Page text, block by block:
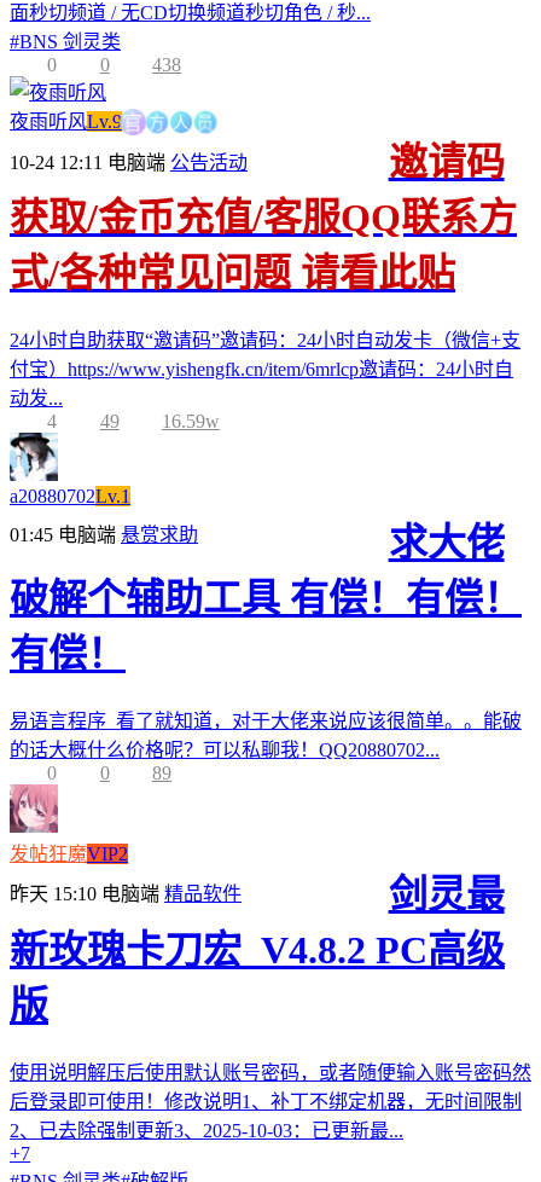
面秒切频道 / 无CD切换频道秒切角色 / 秒...
#BNS 剑灵类
0
0 438
夜雨听风Lv.9官方人员
10-24 12:11 电脑端 公告活动
邀请码
获取/金币充值/客服QQ联系方
式/各种常见问题 请看此贴
24小时自助获取“邀请码”邀请码：24小时自动发卡（微信+支
付宝）https://www.yishengfk.cn/item/6mrlcp邀请码：24小时自
动发...
4
49 16.59w
a20880702Lv.1
01:45 电脑端 悬赏求助
求大佬
破解个辅助工具 有偿！有偿！
有偿！
易语言程序 看了就知道，对于大佬来说应该很简单。。能破
的话大概什么价格呢？可以私聊我！QQ20880702...
0
0 89
发帖狂魔VIP2
昨天 15:10 电脑端 精品软件
剑灵最
新玫瑰卡刀宏_V4.8.2 PC高级
版
使用说明解压后使用默认账号密码，或者随便输入账号密码然
后登录即可使用！修改说明1、补丁不绑定机器，无时间限制
2、已去除强制更新3、2025-10-03：已更新最...
+7